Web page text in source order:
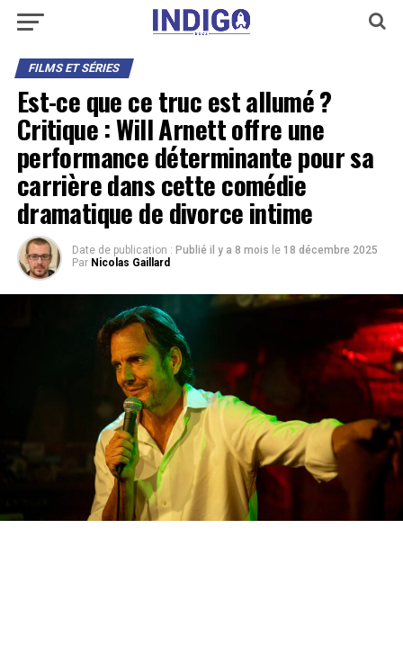
FILMS ET SÉRIES
Est-ce que ce truc est allumé ?
Critique : Will Arnett offre une
performance déterminante pour sa
carrière dans cette comédie
dramatique de divorce intime
Date de publication : Publié il y a 8 mois le 18 décembre 2025
Par Nicolas Gaillard